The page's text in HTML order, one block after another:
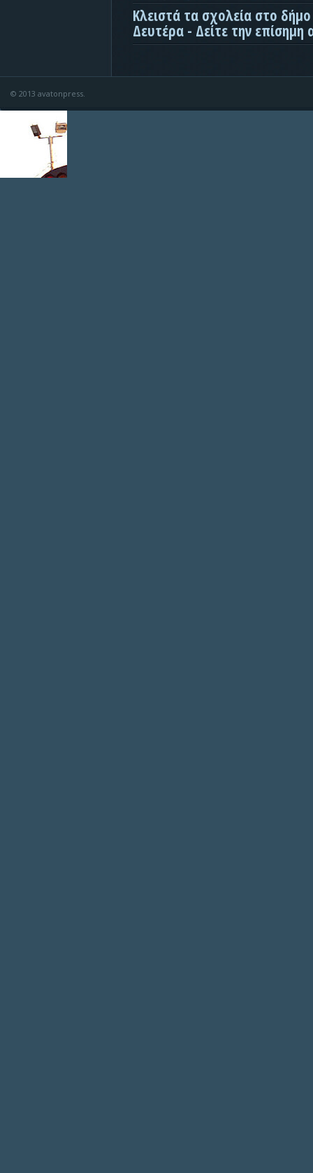
Κλειστά τα σχολεία στο
Δευτέρα - Δείτε την επίσημη
© 2013 avatonpress.